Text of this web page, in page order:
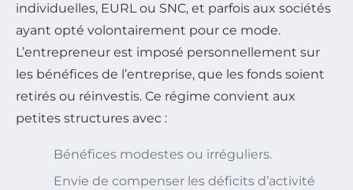
individuelles, EURL ou SNC, et parfois aux sociétés
ayant opté volontairement pour ce mode.
L’entrepreneur est imposé personnellement sur
les bénéfices de l’entreprise, que les fonds soient
retirés ou réinvestis. Ce régime convient aux
petites structures avec :
Bénéfices modestes ou irréguliers.
Envie de compenser les déficits d’activité